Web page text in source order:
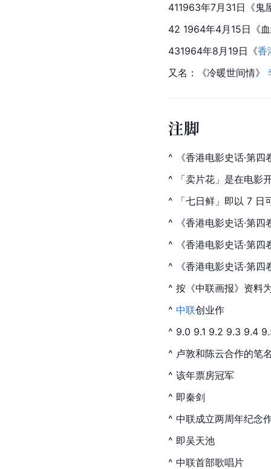
411963年7月31日《鬼
42 1964年4月15日《
431964年8月19日《香
又名：《冷暖世间情》
注脚
^ 《香港电影史话·第四
^ 「卖片花」是在电影
^ 「七日鲜」即以 7 日
^ 《香港电影史话·第四
^ 《香港电影史话·第四
^ 《香港电影史话·第四
^ 按《中联画报》资料
^ 中联创业作
^ 9.0 9.1 9.2 9.3 9.4
^ 卢敦和陈云合作的笔
^ 该年票房冠军
^ 即秦剑
^ 中联成立两周年纪念
^ 即吴天池
^ 中联首部歌唱片